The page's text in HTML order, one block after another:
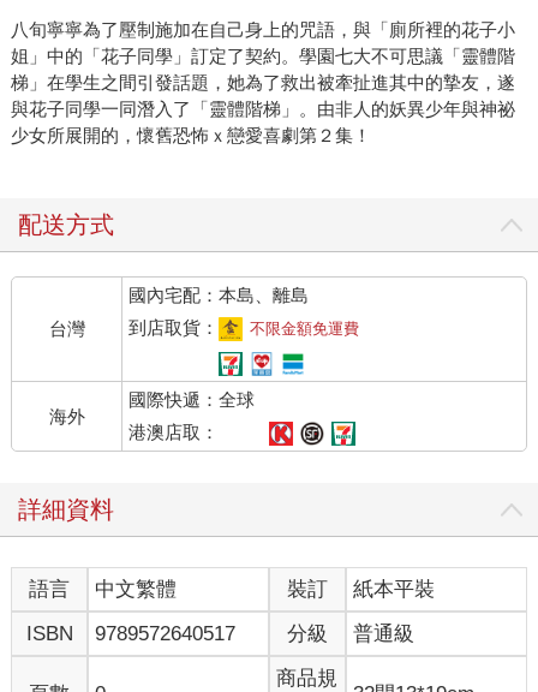
八旬寧寧為了壓制施加在自己身上的咒語，與「廁所裡的花子小
姐」中的「花子同學」訂定了契約。學園七大不可思議「靈體階
梯」在學生之間引發話題，她為了救出被牽扯進其中的摯友，遂
與花子同學一同潛入了「靈體階梯」。由非人的妖異少年與神祕
少女所展開的，懷舊恐怖ｘ戀愛喜劇第２集！
配送方式
台灣
國內宅配：本島、離島
到店取貨：
不限金額免運費
海外
國際快遞：全球
港澳店取：
詳細資料
語言 中文繁體 裝訂
紙本平裝
ISBN
9789572640517 分級 普通級
商品規